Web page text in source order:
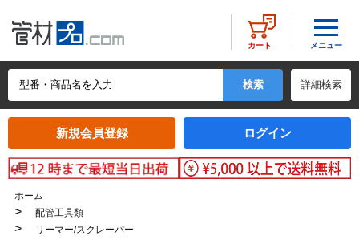
詳細検索
カート
新規会員登録 ログイン
メニュー
ホーム
> 配管工具類
> リーマー/スクレーパー